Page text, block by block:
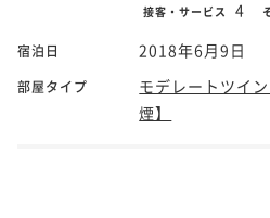
接客・サービス 4
宿泊日 2018年6月9日
部屋タイプ
モデレートツイ
煙】